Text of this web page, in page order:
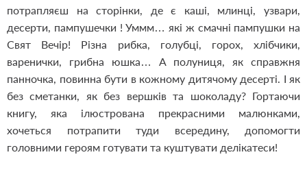
потрапляєш на сторінки, де є каші, млинці, узвари,
десерти, пампушечки ! Уммм… які ж смачні пампушки на
Свят Вечір! Різна рибка, голубці, горох, хлібчики,
варенички, грибна юшка… А полуниця, як справжня
панночка, повинна бути в кожному дитячому десерті. І як
без сметанки, як без вершків та шоколаду? Гортаючи
книгу, яка ілюстрована прекрасними малюнками,
хочеться потрапити туди всередину, допомогти
головними героям готувати та куштувати делікатеси!